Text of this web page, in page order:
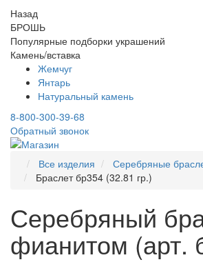
Назад
БРОШЬ
Популярные подборки украшений
Камень/вставка
Жемчуг
Янтарь
Натуральный камень
8-800-300-39-68
Обратный звонок
Все изделия
Серебряные
Браслет бр354 (32.81 гр.)
Серебряный
фианитом (арт.